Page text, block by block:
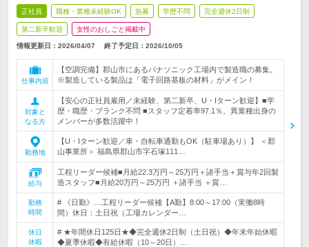
正社員 職種・業種未経験OK 急募 学歴不問 完全週休2日制
第二新卒歓迎 女性のおしごと掲載中
情報更新日：2026/04/07 終了予定日： 2026/10/05
仕事内容
【空調完備】郡山市にあるパナソニック工場内で製造職の募集。
※製造している製品は「電子回路基板の材料」がメイン！
対象と
なる方
【安心の正社員雇用／未経験、第二新卒、U・Iターン歓迎】■学
歴・職歴・ブランク不問 ■スタッフ定着率97.1％。異業種出身の
メンバーが多数活躍中！
勤務地
【U・Iターン歓迎／車・自転車通勤もOK（駐車場あり）】 ＜郡
山事業所＞ 福島県郡山市字石塚111…
給与
工程リーダー候補■月給22.3万円～25万円＋諸手当＋賞与年2回製
造スタッフ■月給20万円～25万円 ＋諸手当 ＋賞…
勤務
時間
# 《日勤》…工程リーダー候補【A勤】8:00～17:00（実働8時
間）休日：土日祝（工場カレンダー…
休日
休暇
# ★年間休日125日★◆完全週休2日制（土日祝）◆年末年始休暇
◆夏季休暇◆有給休暇（10～20日）…